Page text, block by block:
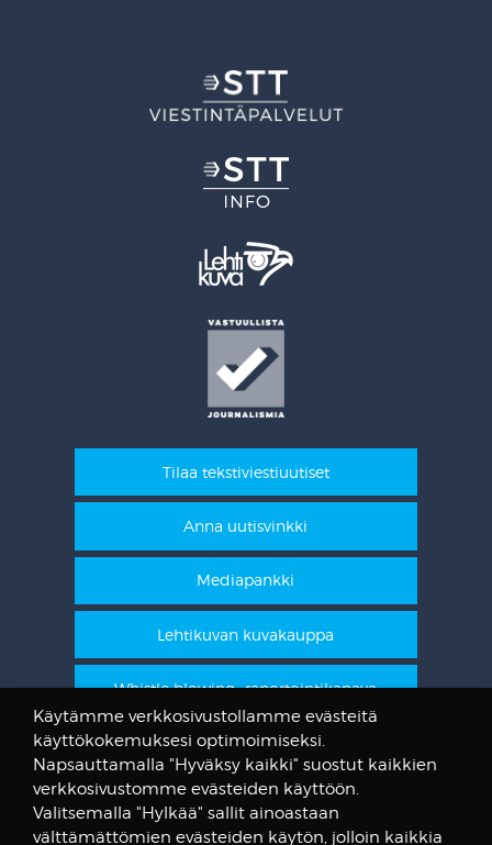
Tilaa tekstiviestiuutiset
Anna uutisvinkki
Mediapankki
Lehtikuvan kuvakauppa
Whistle blowing -raportointikanava
STT Info
Lehtikuvan vanhat kuvat
@STTuutiset
Käytämme verkkosivustollamme evästeitä
käyttökokemuksesi optimoimiseksi.
Napsauttamalla "Hyväksy kaikki" suostut kaikkien
verkkosivustomme evästeiden käyttöön.
Valitsemalla "Hylkää" sallit ainoastaan
välttämättömien evästeiden käytön, jolloin kaikkia